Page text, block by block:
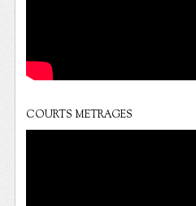
COURTS METRAGES